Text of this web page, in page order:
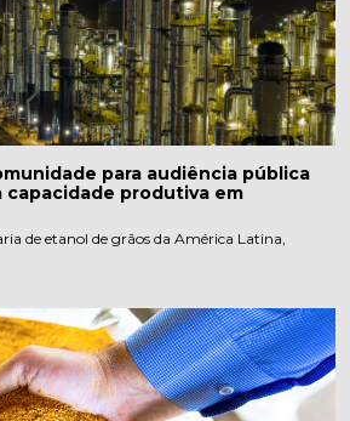
para audiência pública
capacidade produtiva em
de etanol de grãos da América Latina,